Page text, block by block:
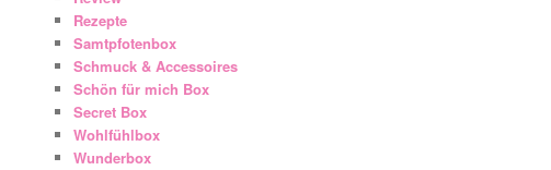
Rezepte
Samtpfotenbox
Schmuck & Accessoires
Schön für mich Box
Secret Box
Wohlfühlbox
Wunderbox